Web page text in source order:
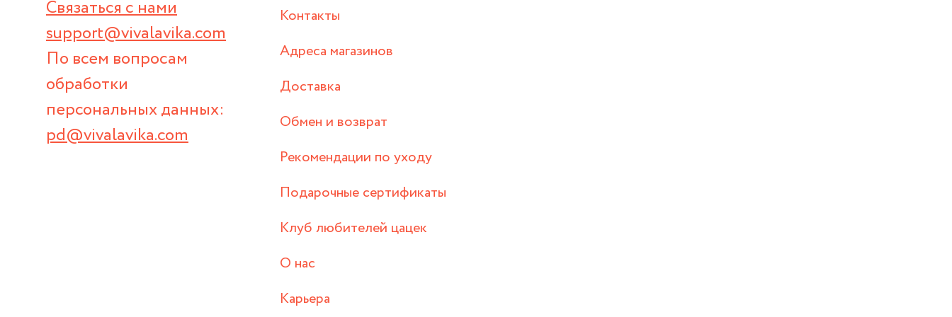
Связаться с нами
support@vivalavika.com
По всем вопросам
обработки
персональных данных:
pd@vivalavika.com
Контакты
Адреса магазинов
Доставка
Обмен и возврат
Рекомендации по уходу
Подарочные сертификаты
Клуб любителей цацек
О нас
Карьера